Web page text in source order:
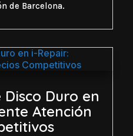
de Barcelona.
Duro en
Atención